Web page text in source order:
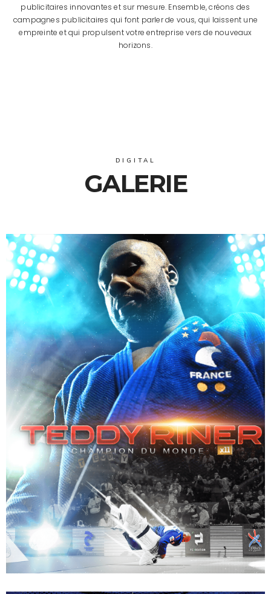
publicitaires innovantes et sur mesure. Ensemble, créons des
campagnes publicitaires qui font parler de vous, qui laissent une
empreinte et qui propulsent votre entreprise vers de nouveaux
horizons.
DIGITAL
GALERIE
digital
ARTWORK – GAETAN BARLOT – ATHLÈTE – CASTRES –
RUGBY